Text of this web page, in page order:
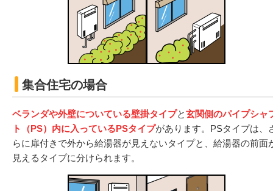
集合住宅の場合
ベランダや外壁についている壁掛タイプと玄関側のパイプシャ
ト（PS）内に入っているPSタイプがあります。PSタイプは、
らに扉付きで外から給湯器が見えないタイプと、給湯器の前面
見えるタイプに分けられます。